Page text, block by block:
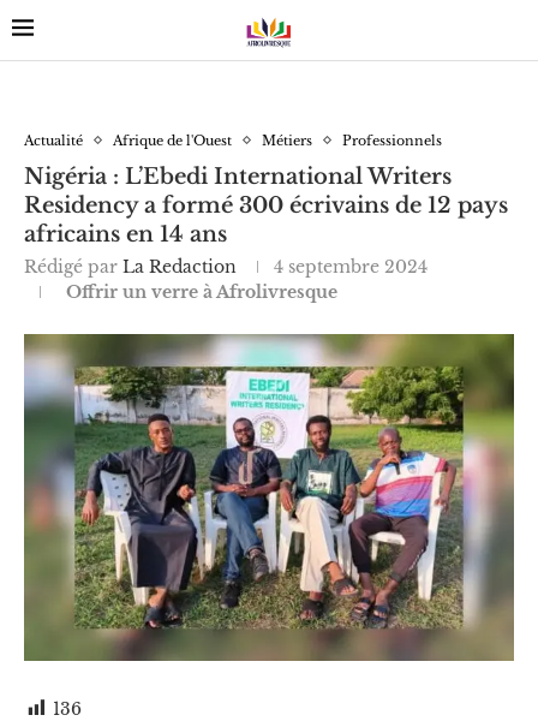
Actualité Afrique de l'Ouest Métiers Professionnels
Nigéria : L’Ebedi International Writers
Residency a formé 300 écrivains de 12 pays
africains en 14 ans
Rédigé par La Redaction
4 septembre 2024
Offrir un verre à Afrolivresque
136